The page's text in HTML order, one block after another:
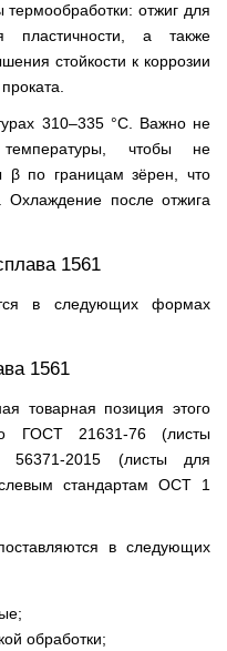
отжиг для
пластичности, а также
стойкости к коррозии
310–335 °С. Важно не
температуры, чтобы не
β по границам зёрен, что
Охлаждение после отжига
1561
в следующих формах
1561
товарная позиция этого
ГОСТ 21631-76 (листы
2015 (листы для
стандартам ОСТ 1
в следующих
обработки;